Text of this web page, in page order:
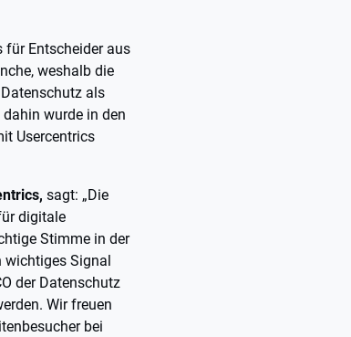
für Entscheider aus
weshalb die
als
wurde in den
Usercentrics
sagt: „Die
digitale
Stimme in der
wichtiges Signal
der Datenschutz
Wir freuen
bei